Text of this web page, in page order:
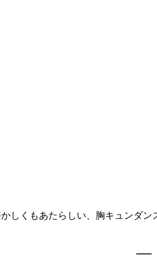
しくもあたらしい、胸キュンダン